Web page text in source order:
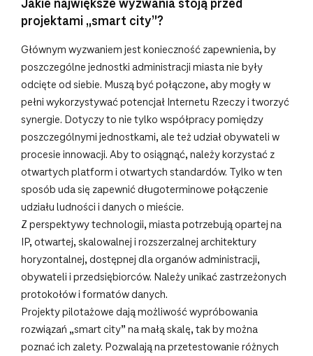
Jakie największe wyzwania stoją przed
projektami „smart city”?
Głównym wyzwaniem jest konieczność zapewnienia, by
poszczególne jednostki administracji miasta nie były
odcięte od siebie. Muszą być połączone, aby mogły w
pełni wykorzystywać potencjał Internetu Rzeczy i tworzyć
synergie. Dotyczy to nie tylko współpracy pomiędzy
poszczególnymi jednostkami, ale też udział obywateli w
procesie innowacji. Aby to osiągnąć, należy korzystać z
otwartych platform i otwartych standardów. Tylko w ten
sposób uda się zapewnić długoterminowe połączenie
udziału ludności i danych o mieście.
Z perspektywy technologii, miasta potrzebują opartej na
IP, otwartej, skalowalnej i rozszerzalnej architektury
horyzontalnej, dostępnej dla organów administracji,
obywateli i przedsiębiorców. Należy unikać zastrzeżonych
protokołów i formatów danych.
Projekty pilotażowe dają możliwość wypróbowania
rozwiązań „smart city” na małą skalę, tak by można
poznać ich zalety. Pozwalają na przetestowanie różnych